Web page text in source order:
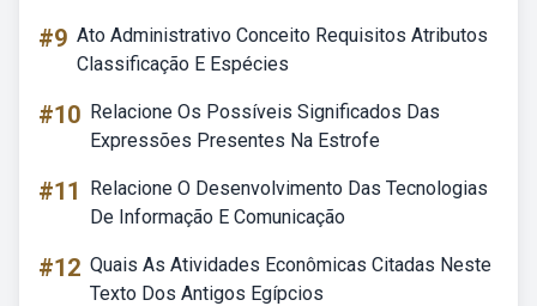
#9 Ato Administrativo Conceito Requisitos Atributos
Classificação E Espécies
#10 Relacione Os Possíveis Significados Das
Expressões Presentes Na Estrofe
#11
Relacione O Desenvolvimento Das Tecnologias
De Informação E Comunicação
#12 Quais As Atividades Econômicas Citadas Neste
Texto Dos Antigos Egípcios